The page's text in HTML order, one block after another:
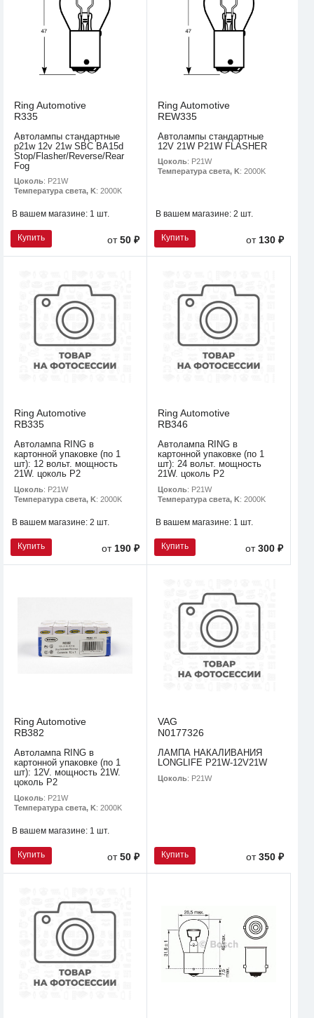
Ring Automotive
R335
Автолампы стандартные
p21w 12v 21w SBC BA15d
Stop/Flasher/Reverse/Rear
Fog
Цоколь: P21W
Температура света, K: 2000K
В вашем магазине: 1 шт.
Купить от50 ₽
Ring Automotive
REW335
Автолампы стандартные
12V 21W P21W FLASHER
Цоколь: P21W
Температура света, K: 2000K
В вашем магазине: 2 шт.
Купить от 130 ₽
Ring Automotive
RB335
Автолампа RING в
картонной упаковке (по 1
шт): 12 вольт. мощность
21W. цоколь P2
Цоколь: P21W
Температура света, K: 2000K
В вашем магазине: 2 шт.
Купить от 190 ₽
Ring Automotive
RB346
Автолампа RING в
картонной упаковке (по 1
шт): 24 вольт. мощность
21W. цоколь P2
Цоколь: P21W
Температура света, K: 2000K
В вашем магазине: 1 шт.
Купить от300 ₽
Ring Automotive
RB382
Автолампа RING в
картонной упаковке (по 1
шт): 12V. мощность 21W.
цоколь P2
Цоколь: P21W
Температура света, K: 2000K
В вашем магазине: 1 шт.
Купить от50 ₽
VAG
N0177326
ЛАМПА НАКАЛИВАНИЯ
LONGLIFE P21W-12V21W
Цоколь: P21W
Купить от350 ₽